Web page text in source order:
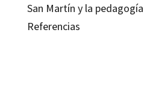
San Martín y la
Referencias